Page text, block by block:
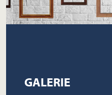
GALERIE